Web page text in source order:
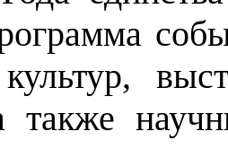
также